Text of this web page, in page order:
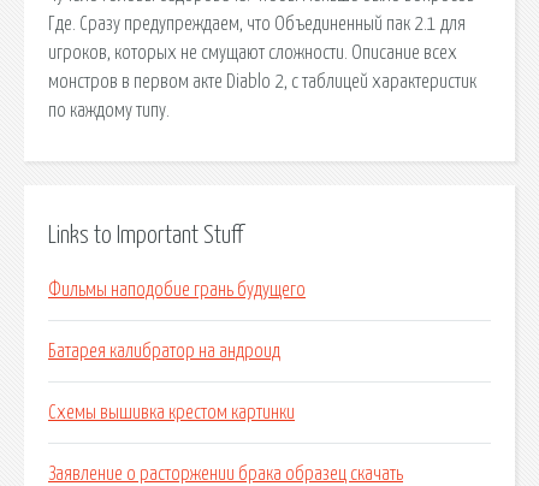
Где. Сразу предупреждаем, что Объединенный пак 2.1 для
игроков, которых не смущают сложности. Описание всех
монстров в первом акте Diablo 2, с таблицей характеристик
по каждому типу.
Links to Important Stuff
Фильмы наподобие грань будущего
Батарея калибратор на андроид
Схемы вышивка крестом картинки
Заявление о расторжении брака образец скачать